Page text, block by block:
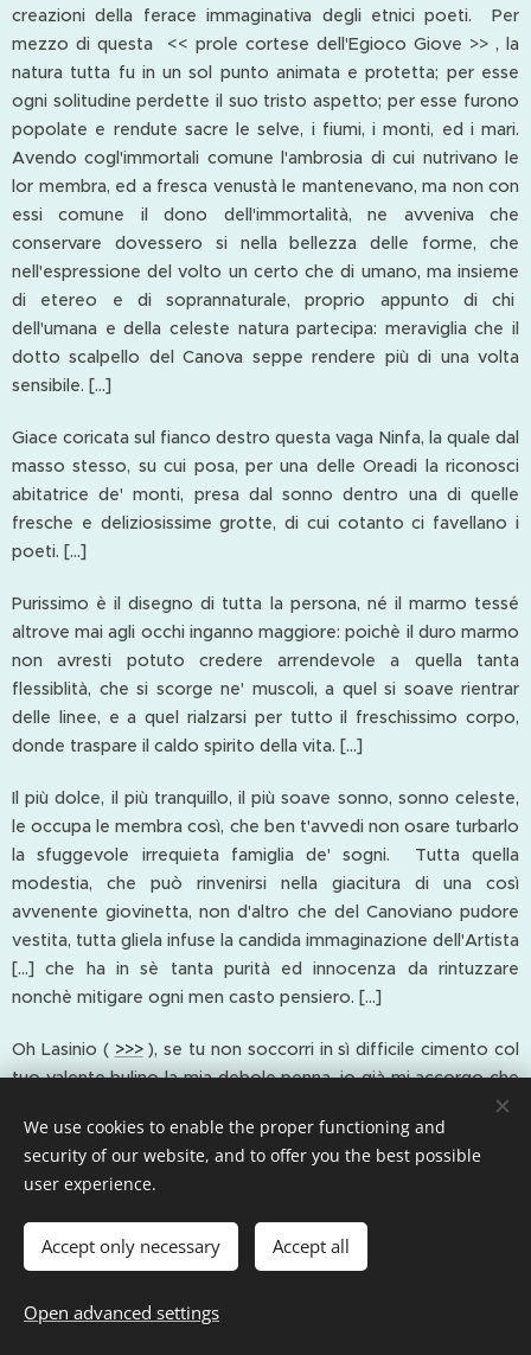
creazioni della ferace immaginativa degli etnici poeti. Per
mezzo di questa << prole cortese dell'Egioco Giove >> , la
natura tutta fu in un sol punto animata e protetta; per esse
ogni solitudine perdette il suo tristo aspetto; per esse furono
popolate e rendute sacre le selve, i fiumi, i monti, ed i mari.
Avendo cogl'immortali comune l'ambrosia di cui nutrivano le
lor membra, ed a fresca venustà le mantenevano, ma non con
essi comune il dono dell'immortalità, ne avveniva che
conservare dovessero si nella bellezza delle forme, che
nell'espressione del volto un certo che di umano, ma insieme
di etereo e di soprannaturale, proprio appunto di chi
dell'umana e della celeste natura partecipa: meraviglia che il
dotto scalpello del Canova seppe rendere più di una volta
sensibile. [...]
Giace coricata sul fianco destro questa vaga Ninfa, la quale dal
masso stesso, su cui posa, per una delle Oreadi la riconosci
abitatrice de' monti, presa dal sonno dentro una di quelle
fresche e deliziosissime grotte, di cui cotanto ci favellano i
poeti. [...]
Purissimo è il disegno di tutta la persona, né il marmo tessé
altrove mai agli occhi inganno maggiore: poichè il duro marmo
non avresti potuto credere arrendevole a quella tanta
flessiblità, che si scorge ne' muscoli, a quel si soave rientrar
delle linee, e a quel rialzarsi per tutto il freschissimo corpo,
donde traspare il caldo spirito della vita. [...]
Il più dolce, il più tranquillo, il più soave sonno, sonno celeste,
le occupa le membra così, che ben t'avvedi non osare turbarlo
la sfuggevole irrequieta famiglia de' sogni. Tutta quella
modestia, che può rinvenirsi nella giacitura di una così
avvenente giovinetta, non d'altro che del Canoviano pudore
vestita, tutta gliela infuse la candida immaginazione dell'Artista
[...] che ha in sè tanta purità ed innocenza da rintuzzare
nonchè mitigare ogni men casto pensiero. [...]
Oh Lasinio ( >>>), se tu non soccorri in sì difficile cimento col
tuo valente bulino la mia debole penna, io già mi accorgo che
nulla vedranno, che il vero adegui, i miei mal lusingati lettori,
nulla infine di quanto io sento nel cuore proveranno, nulla
infine di quanto a me ispira questa soavissima Ninfa ! "
Dopo questa parentesi mitologica, torniamo all'acqua e alla
We use cookies to enable the proper functioning and
security of our website, and to offer you the best possible
user experience.
Accept only necessary Accept all
Open advanced settings